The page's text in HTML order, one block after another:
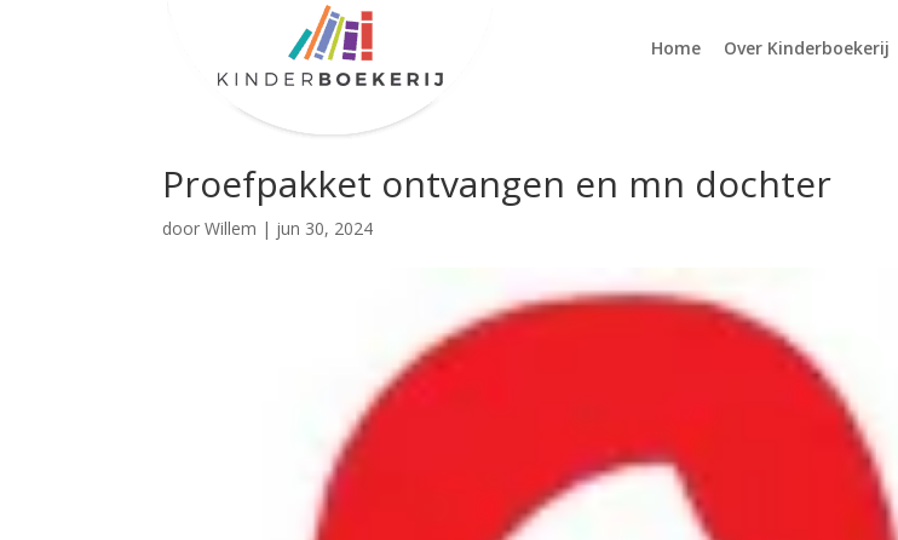
Home Over Kinderboekerij
Proefpakket ontvangen en mn dochter
doorWillem | jun 30, 2024